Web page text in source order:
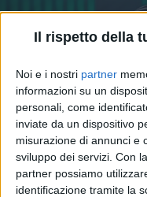
Il rispetto della
Noi e i nostri partner
informazioni su un
personali, come
inviate da un dispositivo
misurazione di annunci e
sviluppo dei servizi. Con
partner possiamo
identificazione tramite la
NEWS 07 feb 2019
Anna Tatangelo
segreto della sua
“Se Le Nostre
sarebbe...”